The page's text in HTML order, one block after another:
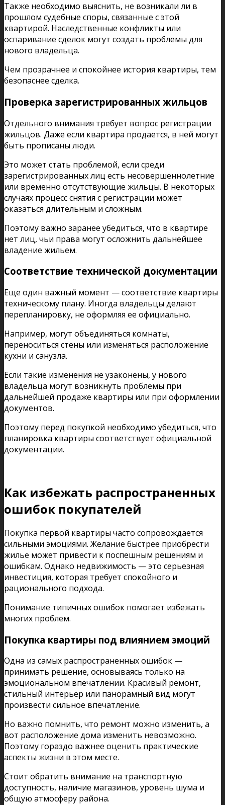
Также необходимо выяснить, не возникали ли в
прошлом судебные споры, связанные с этой
квартирой. Наследственные конфликты или
оспаривание сделок могут создать проблемы для
нового владельца.
Чем прозрачнее и спокойнее история квартиры, тем
безопаснее сделка.
Проверка зарегистрированных жильцов
Отдельного внимания требует вопрос регистрации
жильцов. Даже если квартира продается, в ней могут
быть прописаны люди.
Это может стать проблемой, если среди
зарегистрированных лиц есть несовершеннолетние
или временно отсутствующие жильцы. В некоторых
случаях процесс снятия с регистрации может
оказаться длительным и сложным.
Поэтому важно заранее убедиться, что в квартире
нет лиц, чьи права могут осложнить дальнейшее
владение жильем.
Соответствие технической документации
Еще один важный момент — соответствие квартиры
техническому плану. Иногда владельцы делают
перепланировку, не оформляя ее официально.
Например, могут объединяться комнаты,
переноситься стены или изменяться расположение
кухни и санузла.
Если такие изменения не узаконены, у нового
владельца могут возникнуть проблемы при
дальнейшей продаже квартиры или при оформлении
документов.
Поэтому перед покупкой необходимо убедиться, что
планировка квартиры соответствует официальной
документации.
Как избежать распространенных
ошибок покупателей
Покупка первой квартиры часто сопровождается
сильными эмоциями. Желание быстрее приобрести
жилье может привести к поспешным решениям и
ошибкам. Однако недвижимость — это серьезная
инвестиция, которая требует спокойного и
рационального подхода.
Понимание типичных ошибок помогает избежать
многих проблем.
Покупка квартиры под влиянием эмоций
Одна из самых распространенных ошибок —
принимать решение, основываясь только на
эмоциональном впечатлении. Красивый ремонт,
стильный интерьер или панорамный вид могут
произвести сильное впечатление.
Но важно помнить, что ремонт можно изменить, а
вот расположение дома изменить невозможно.
Поэтому гораздо важнее оценить практические
аспекты жизни в этом месте.
Стоит обратить внимание на транспортную
доступность, наличие магазинов, уровень шума и
общую атмосферу района.